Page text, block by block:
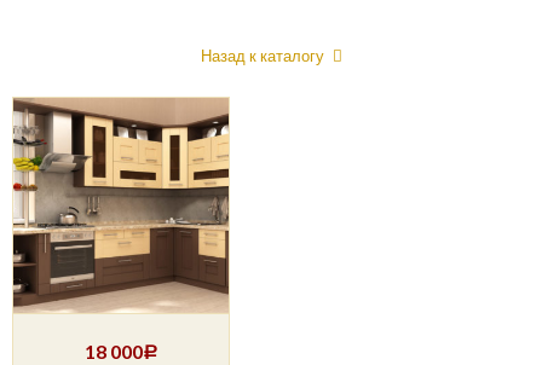
Назад к каталогу
18 000Р